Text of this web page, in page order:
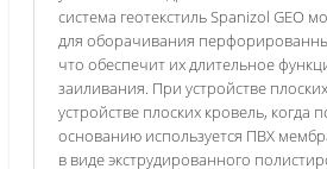
система геотекстиль Spanizol GEO
для оборачивания
что обеспечит их длительное
заиливания. При устройстве
устройстве плоских кровель, когда
основанию используется ПВХ
в виде экструдированного